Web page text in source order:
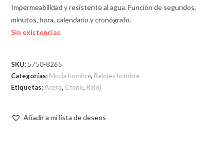
Impermeabilidad y resistente al agua. Función de segundos,
minutos, hora, calendario y cronógrafo.
Sin existencias
SKU: 5750-8265
Categorías: Moda hombre, Relojes hombre
Etiquetas:Acero, Crono, Reloj
Añadir a mi lista de deseos